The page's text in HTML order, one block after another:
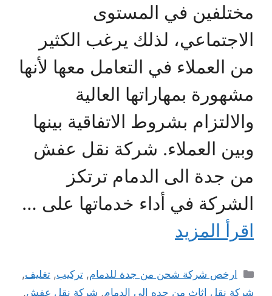
مختلفين في المستوى
الاجتماعي، لذلك يرغب الكثير
من العملاء في التعامل معها لأنها
مشهورة بمهاراتها العالية
والالتزام بشروط الاتفاقية بينها
وبين العملاء. شركة نقل عفش
من جدة الى الدمام ترتكز
الشركة في أداء خدماتها على …
اقرأ المزيد
التصنيفات
ارخص شركة شحن من جدة للدمام,تركيب,تغليف,
شركة نقل اثاث من جده الي الدمام, شركة نقل عفش,